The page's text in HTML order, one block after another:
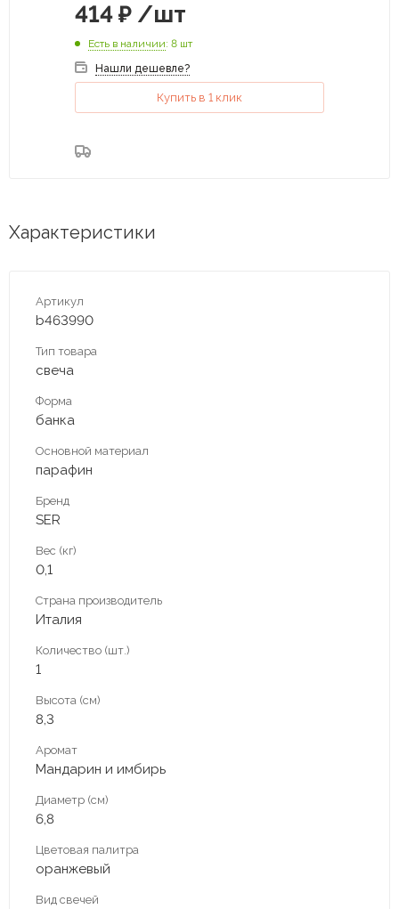
414 ₽ /шт
Есть в наличии: 8 шт
Нашли дешевле?
Купить в 1 клик
Характеристики
Артикул
b463990
Тип товара
свеча
Форма
банка
Основной материал
парафин
Бренд
SER
Вес (кг)
0,1
Страна производитель
Италия
Количество (шт.)
1
Высота (см)
8,3
Аромат
Мандарин и имбирь
Диаметр (см)
6,8
Цветовая палитра
оранжевый
Вид свечей